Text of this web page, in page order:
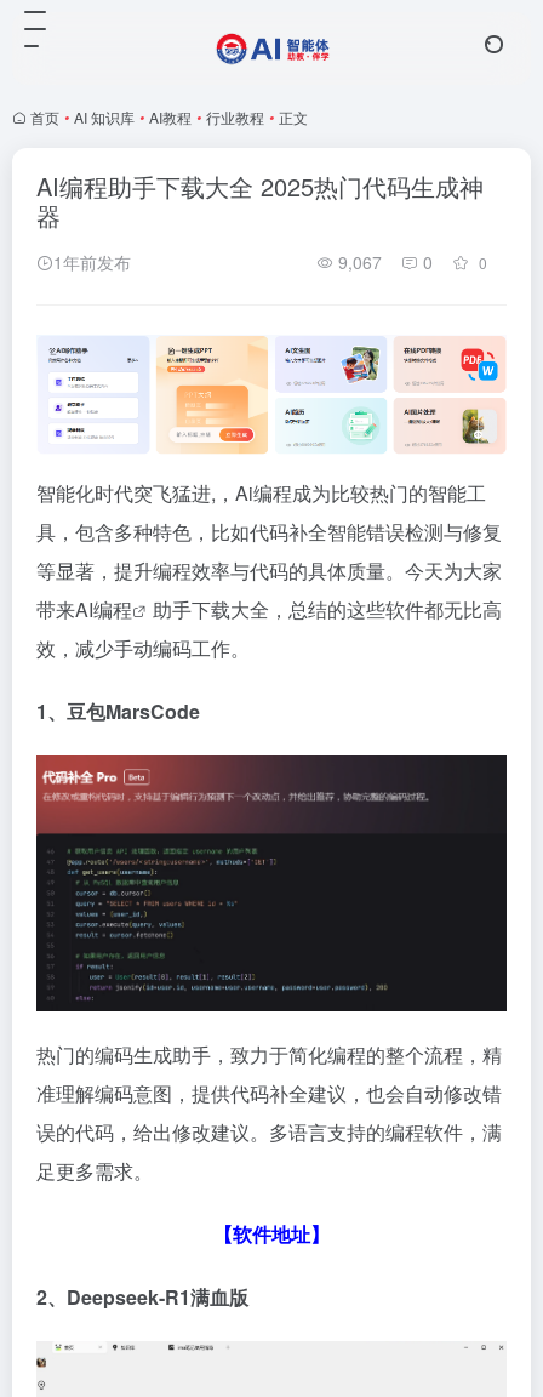
首页 • AI 知识库 • AI教程 • 行业教程 • 正文
AI编程助手下载大全 2025热门代码生成神
器
1年前发布 9,067 0 0
智能化时代突飞猛进,，Ai编程成为比较热门的智能工
具，包含多种特色，比如代码补全智能错误检测与修复
等显著，提升编程效率与代码的具体质量。今天为大家
带来AI编程
助手下载大全，总结的这些软件都无比高
效，减少手动编码工作。
1、豆包MarsCode
热门的编码生成助手，致力于简化编程的整个流程，精
准理解编码意图，提供代码补全建议，也会自动修改错
误的代码，给出修改建议。多语言支持的编程软件，满
足更多需求。
【软件地址】
2、Deepseek-R1满血版